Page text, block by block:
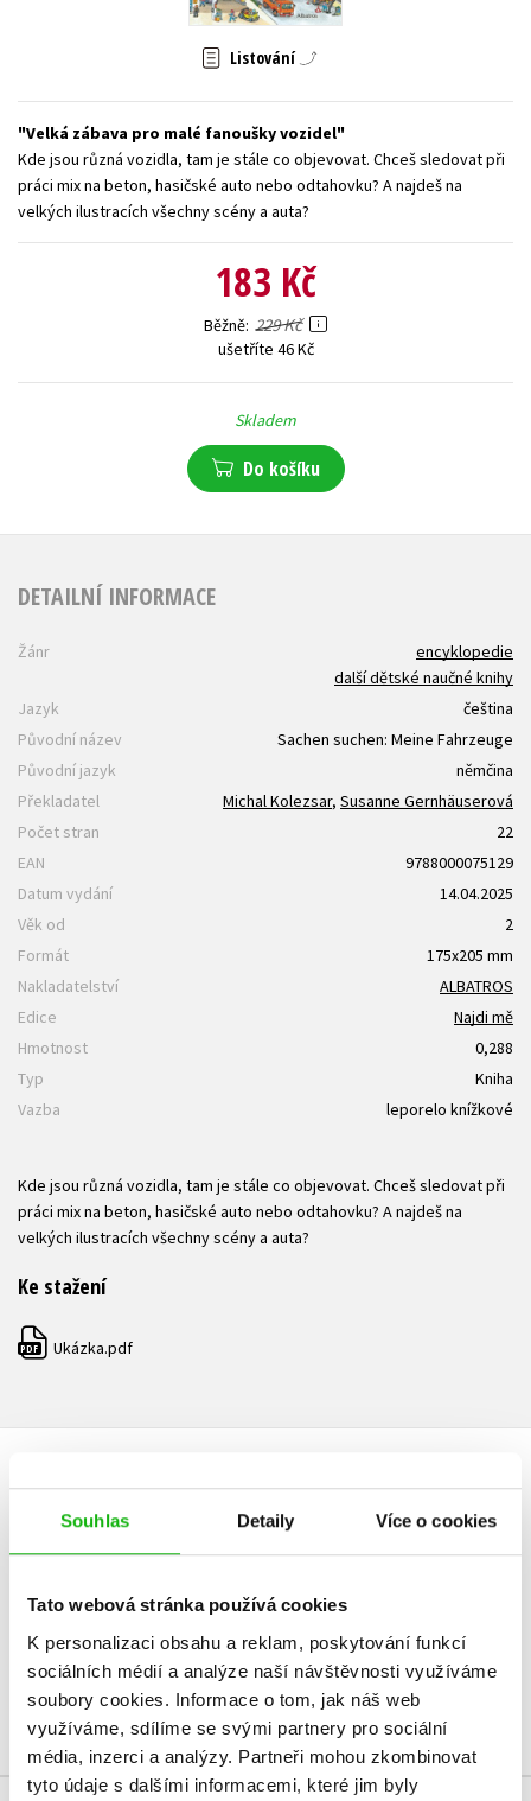
Souhlas Detaily Více o cookies
Tato webová stránka používá cookies
K personalizaci obsahu a reklam, poskytování funkcí
sociálních médií a analýze naší návštěvnosti využíváme
soubory cookies. Informace o tom, jak náš web
využíváme, sdílíme se svými partnery pro sociální
média, inzerci a analýzy. Partneři mohou zkombinovat
tyto údaje s dalšími informacemi, které jim byly
Listování
Velká zábava pro malé fanoušky vozidel
Kde jsou různá vozidla, tam je stále co objevovat. Chceš sledovat při
práci mix na beton, hasičské auto nebo odtahovku? A najdeš na
velkých ilustracích všechny scény a auta?
183 Kč
Běžně 229 Kč
ušetříte 46 Kč
Skladem
Do košíku
DETAILNÍ INFORMACE
Žánr
encyklopedie
další dětské naučné knihy
Jazyk
čeština
Původní název
Sachen suchen: Meine Fahrzeuge
Původní jazyk
němčina
Překladatel
Michal Kolezsar, Susanne Gernhäuserová
Počet stran
22
EAN
9788000075129
Datum vydání
14.04.2025
Věk od
2
Formát
175x205 mm
Nakladatelství
ALBATROS
Edice
Najdi mě
Hmotnost
0,288
Typ
Kniha
Vazba
leporelo knížkové
Kde jsou různá vozidla, tam je stále co objevovat. Chceš sledovat při
práci mix na beton, hasičské auto nebo odtahovku? A najdeš na
velkých ilustracích všechny scény a auta?
Ke stažení
PDF Ukázka.pdf
HODNOCENÍ ČTENÁŘŮ
Vaše hodnocení
Uživatelskou recenzi mohou vkládat pouze registrovaní uživatelé
Přihlásit